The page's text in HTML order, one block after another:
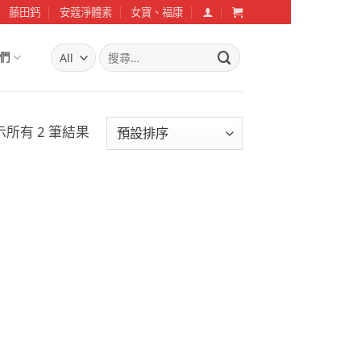
藤田鈣 安蔻淨體素 女寶、福康
搜
尋
字:
所有 2 筆結果